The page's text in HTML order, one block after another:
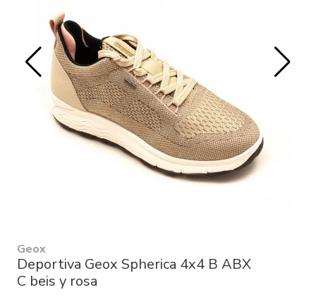
Geox
Deportiva Geox Spherica 4x4 B ABX
C beis y rosa